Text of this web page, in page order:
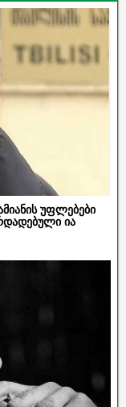
უფლებები
ია